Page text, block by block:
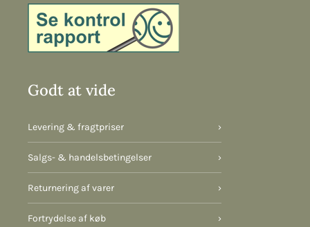
Godt at vide
Levering & fragtpriser ›
Salgs- & handelsbetingelser ›
Returnering af varer ›
Fortrydelse af køb ›